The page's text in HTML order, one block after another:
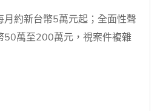
月約新台幣5萬元起；全面性聲
50萬至200萬元，視案件複雜